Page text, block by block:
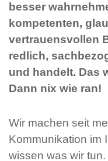
besser
kompetenten,
vertrauensvollen
redlich,
und handelt. Das
Dann nix wie ran!
Wir machen seit
Kommunikation im
wissen was wir